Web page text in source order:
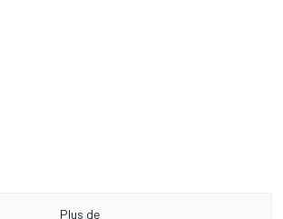
Plus de